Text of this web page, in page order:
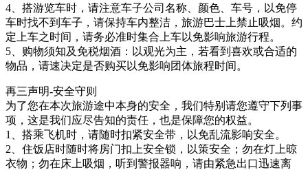
4、搭游览车时，请注意车子公司名称、颜色、车号，以免停
车时找不到车子，请保持车内整洁，旅游巴士上禁止吸烟。约
定上车之时间，请务必准时集合上车以免影响旅游行程。
5、购物须知及免税烟酒：以观光为主，若看到喜欢或合适的
物品，请速决定是否购买以免影响团体旅程时间。
再三声明-安全守则
为了您在本次旅游途中本身的安全，我们特别请您遵守下列事
项，这是我们应尽告知的责任，也是保障您的权益。
1、搭乘飞机时，请随时扣紧安全带，以免乱流影响安全。
2、住饭店时随时将房门扣上安全锁，以策安全；勿在灯上晾
衣物；勿在床上吸烟，听到警报器响，请由紧急出口迅速离